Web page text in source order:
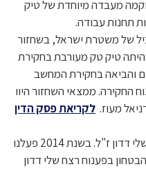
מעבדה מיוחדת של טיק
תחנות עבודה.
של משטרת ישראל, בשחזור
חקירתי וטכנולוגי. בשנת 2011 היתה טיק טק מעורבת בחקירת
והביאה בחקירת המחשב
החקירה. ממצאי השחזור היוו
מעוז. לקריאת פסק הדין
דוגמא נוספת היא פענוח רצח שלי דדון ז"ל. בשנת 2014 פעלנו
בפענוח רצח שלי דדון